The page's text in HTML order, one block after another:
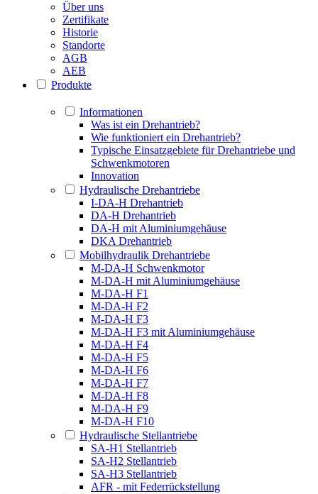
Über uns
Zertifikate
Historie
Standorte
AGB
AEB
Produkte
Informationen
Was ist ein Drehantrieb?
Wie funktioniert ein Drehantrieb?
Typische Einsatzgebiete für Drehantriebe und
Schwenkmotoren
Innovation
Hydraulische Drehantriebe
I-DA-H Drehantrieb
DA-H Drehantrieb
DA-H mit Aluminiumgehäuse
DKA Drehantrieb
Mobilhydraulik Drehantriebe
M-DA-H Schwenkmotor
M-DA-H mit Aluminiumgehäuse
M-DA-H F1
M-DA-H F2
M-DA-H F3
M-DA-H F3 mit Aluminiumgehäuse
M-DA-H F4
M-DA-H F5
M-DA-H F6
M-DA-H F7
M-DA-H F8
M-DA-H F9
M-DA-H F10
Hydraulische Stellantriebe
SA-H1 Stellantrieb
SA-H2 Stellantrieb
SA-H3 Stellantrieb
AFR - mit Federrückstellung